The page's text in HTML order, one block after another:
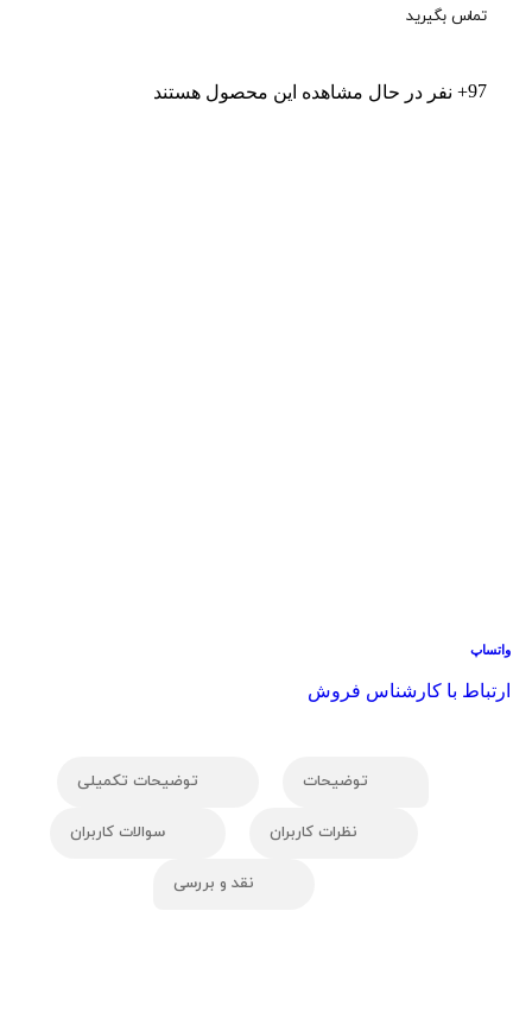
تماس بگیرید
97+ نفر در حال مشاهده این محصول هستند
واتساپ
ارتباط با کارشناس فروش
توضیحات توضیحات تکمیلی
نظرات کاربران سوالات کاربران
نقد و بررسی